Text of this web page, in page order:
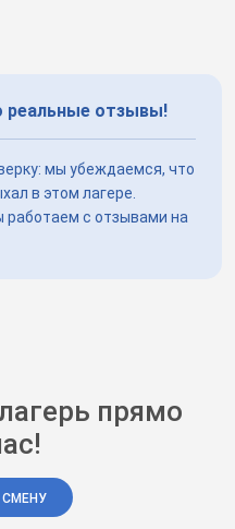
реальные отзывы!
мы убеждаемся, что
в этом лагере.
работаем с отзывами на
прямо